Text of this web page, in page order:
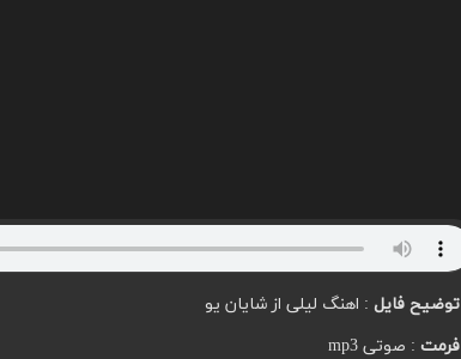
توضیح فایل : اهنگ لیلی از شایان یو
فرمت : صوتی mp3